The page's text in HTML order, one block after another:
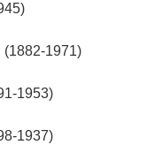
(1882-1971)
1953)
1937)